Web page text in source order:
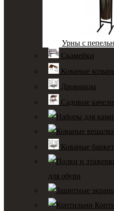
Урны с
Скамейки
Кованые
Дровницы
Садовые качели
Кованые
для обуви